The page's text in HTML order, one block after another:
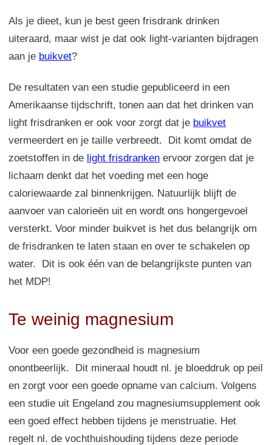
Als je dieet, kun je best geen frisdrank drinken
uiteraard, maar wist je dat ook light-varianten bijdragen
aan je buikvet?
De resultaten van een studie gepubliceerd in een
Amerikaanse tijdschrift, tonen aan dat het drinken van
light frisdranken er ook voor zorgt dat je buikvet
vermeerdert en je taille verbreedt. Dit komt omdat de
zoetstoffen in de light frisdranken ervoor zorgen dat je
lichaam denkt dat het voeding met een hoge
caloriewaarde zal binnenkrijgen. Natuurlijk blijft de
aanvoer van calorieën uit en wordt ons hongergevoel
versterkt. Voor minder buikvet is het dus belangrijk om
de frisdranken te laten staan en over te schakelen op
water. Dit is ook één van de belangrijkste punten van
het MDP!
Te weinig magnesium
Voor een goede gezondheid is magnesium
onontbeerlijk. Dit mineraal houdt nl. je bloeddruk op peil
en zorgt voor een goede opname van calcium. Volgens
een studie uit Engeland zou magnesiumsupplement ook
een goed effect hebben tijdens je menstruatie. Het
regelt nl. de vochthuishouding tijdens deze periode